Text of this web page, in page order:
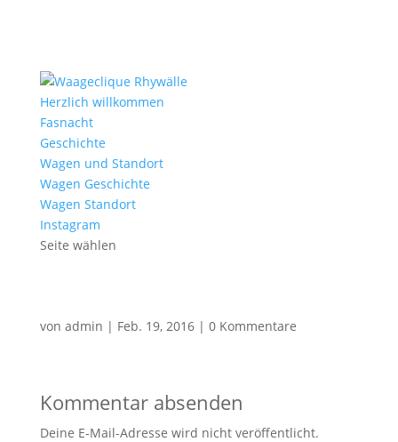
Herzlich willkommen
Fasnacht
Geschichte
Wagen und Standort
Wagen Geschichte
Wagen Standort
Instagram
Seite wählen
von admin | Feb. 19, 2016| 0 Kommentare
Kommentar absenden
Deine E-Mail-Adresse wird nicht veröffentlicht.